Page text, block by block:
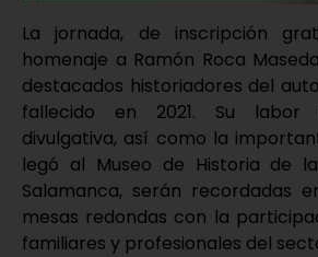
La jornada, de inscripción
homenaje a Ramón Roca
destacados historiadores del
fallecido en 2021. Su labor
divulgativa, así como la
legó al Museo de Historia de
Salamanca, serán recordadas
mesas redondas con la
familiares y profesionales del